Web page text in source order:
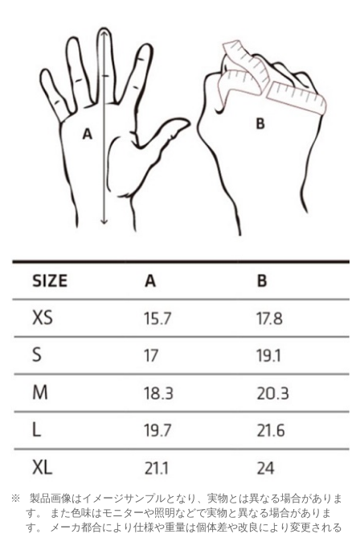
製品画像はイメージサンプルとなり、実物とは異なる場合がありま
す。 また色味はモニターや照明などで実物と異なる場合がありま
す。 メーカ都合により仕様や重量は個体差や改良により変更される